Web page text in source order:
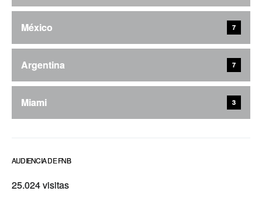
México 7
Argentina 7
Miami 3
AUDIENCIA DE FNB
25.024 visitas